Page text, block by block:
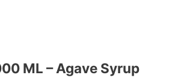
ML – Agave Syrup